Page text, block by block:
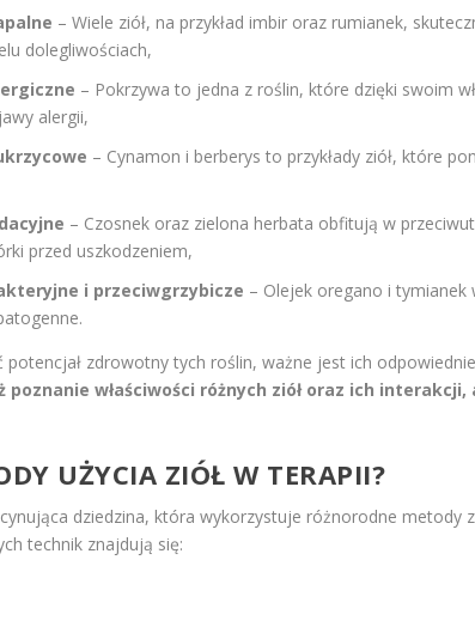
– Wiele ziół, na przykład imbir oraz rumianek,
dolegliwościach,
– Pokrzywa to jedna z roślin, które dzięki swoim
alergii,
– Cynamon i berberys to przykłady ziół, które
– Czosnek oraz zielona herbata obfitują w
przed uszkodzeniem,
i przeciwgrzybicze – Olejek oregano i tymianek
potencjał zdrowotny tych roślin, ważne jest ich
poznanie właściwości różnych ziół oraz ich
UŻYCIA ZIÓŁ W TERAPII?
dziedzina, która wykorzystuje różnorodne metody
technik znajdują się: